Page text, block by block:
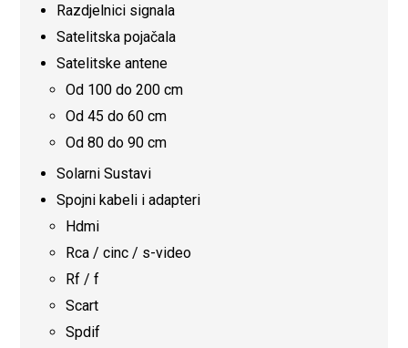
Razdjelnici signala
Satelitska pojačala
Satelitske antene
Od 100 do 200 cm
Od 45 do 60 cm
Od 80 do 90 cm
Solarni Sustavi
Spojni kabeli i adapteri
Hdmi
Rca / cinc / s-video
Rf / f
Scart
Spdif